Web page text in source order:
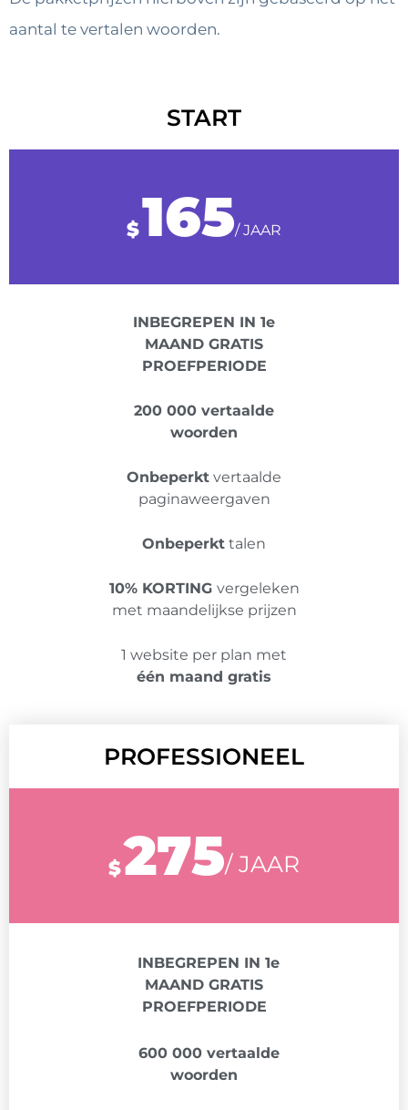
aantal te vertalen woorden.
START
$165/ JAAR
INBEGREPEN IN 1e
MAAND GRATIS
PROEFPERIODE
200 000 vertaalde
woorden
Onbeperkt vertaalde
paginaweergaven
Onbeperkt talen
10% KORTING vergeleken
met maandelijkse prijzen
1 website per plan met
één maand gratis
PROFESSIONEEL
$275/ JAAR
INBEGREPEN IN 1e
MAAND GRATIS
PROEFPERIODE
600 000 vertaalde
woorden